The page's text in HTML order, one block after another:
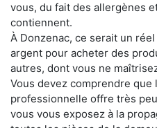
vous, du fait des allergènes
contiennent.
À Donzenac, ce serait un
argent pour acheter des
autres, dont vous ne
Vous devez comprendre que
professionnelle offre très
vous vous exposez à la